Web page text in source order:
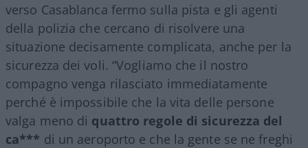
verso Casablanca fermo sulla pista e gli agenti
della polizia che cercano di risolvere una
situazione decisamente complicata, anche per la
sicurezza dei voli. “Vogliamo che il nostro
compagno venga rilasciato immediatamente
perché è impossibile che la vita delle persone
valga meno di quattro regole di sicurezza del
ca*** di un aeroporto e che la gente se ne freghi